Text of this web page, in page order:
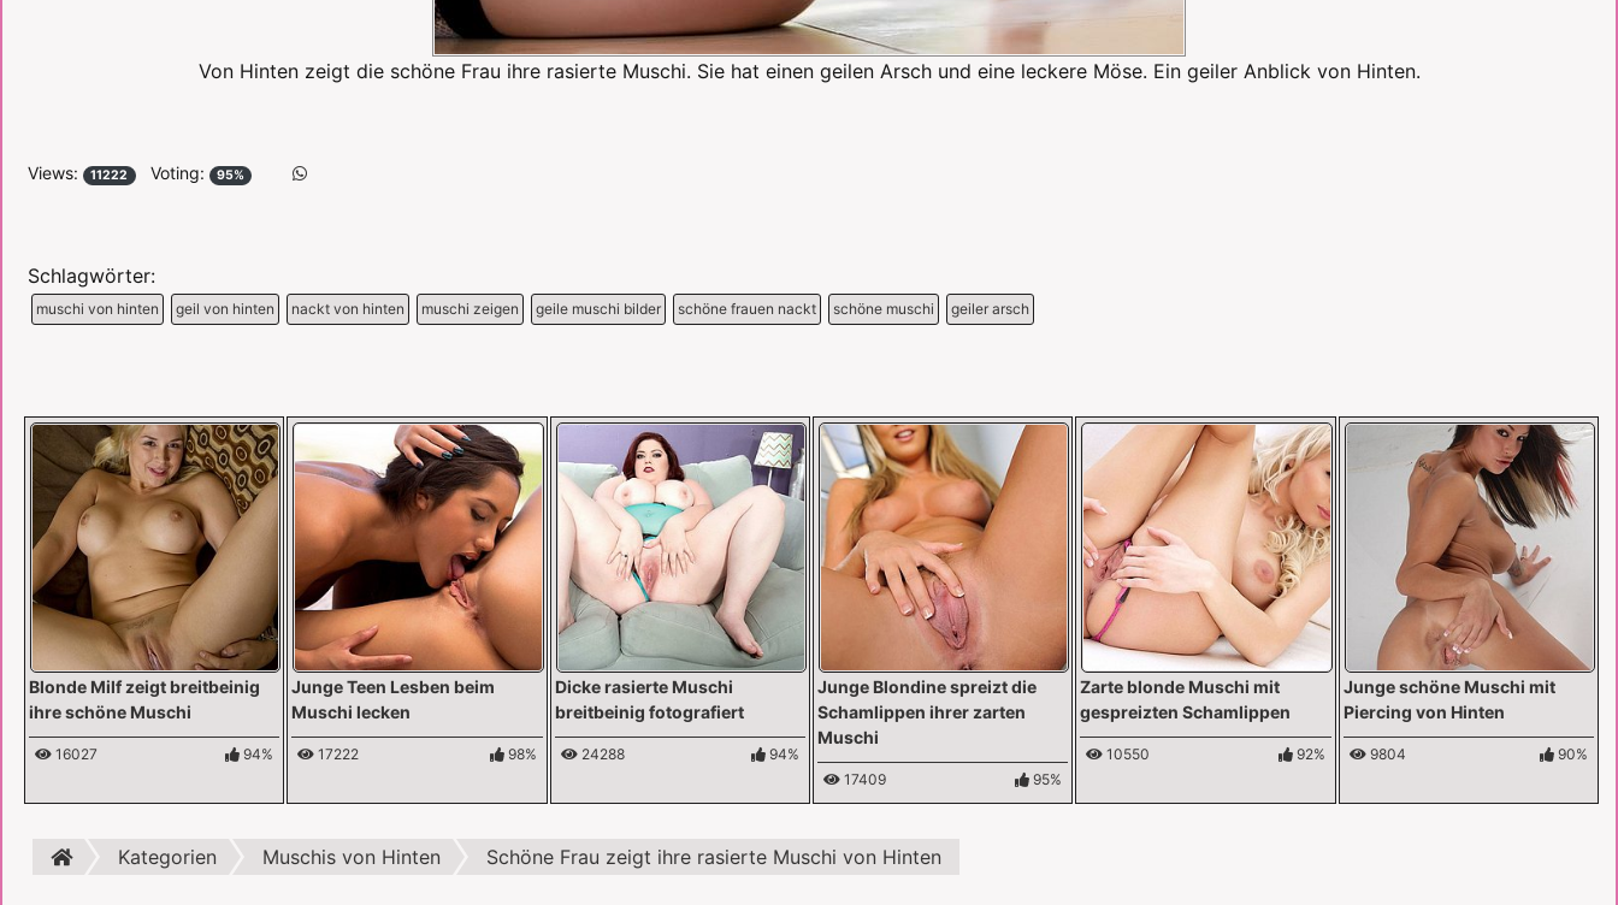
Von Hinten zeigt die schöne Frau ihre rasierte Muschi. Sie hat einen geilen Arsch und eine leckere Möse. Ein geiler Anblick von Hinten.
Views: 11222 Voting: 95%
Schlagwörter:
muschi von hinten geil von hinten nackt von hinten muschi zeigen geile muschi bilder schöne frauen nackt schöne muschi geiler arsch
Blonde Milf zeigt breitbeinig
ihre schöne Muschi
16027 94%
Junge Teen Lesben beim
Muschi lecken
17222 98%
Dicke rasierte Muschi
breitbeinig fotografiert
24288 94%
Junge Blondine spreizt die
Schamlippen ihrer zarten
Muschi
17409 95%
Zarte blonde Muschi mit
gespreizten Schamlippen
10550 92%
Junge schöne Muschi mit
Piercing von Hinten
9804 90%
Kategorien Muschis von Hinten Schöne Frau zeigt ihre rasierte Muschi von Hinten